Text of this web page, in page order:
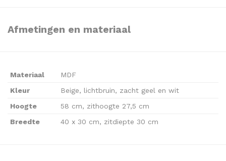
Afmetingen en materiaal
Materiaal
MDF
Kleur
Beige, lichtbruin, zacht geel en wit
Hoogte
58 cm, zithoogte 27,5 cm
Breedte
40 x 30 cm, zitdiepte 30 cm